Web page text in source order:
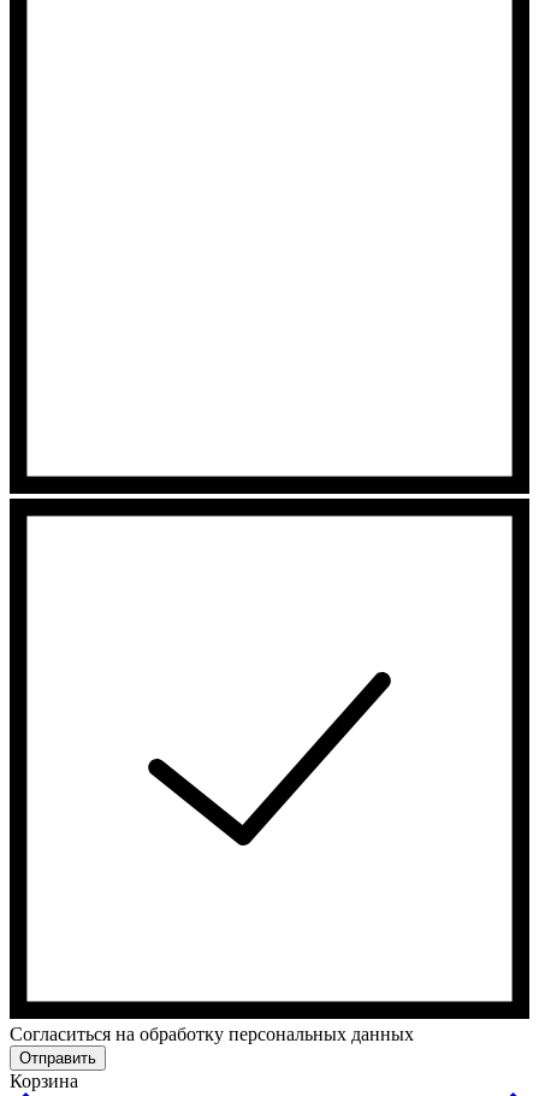
Cогласиться на обработку персональных данных
Отправить
Корзина